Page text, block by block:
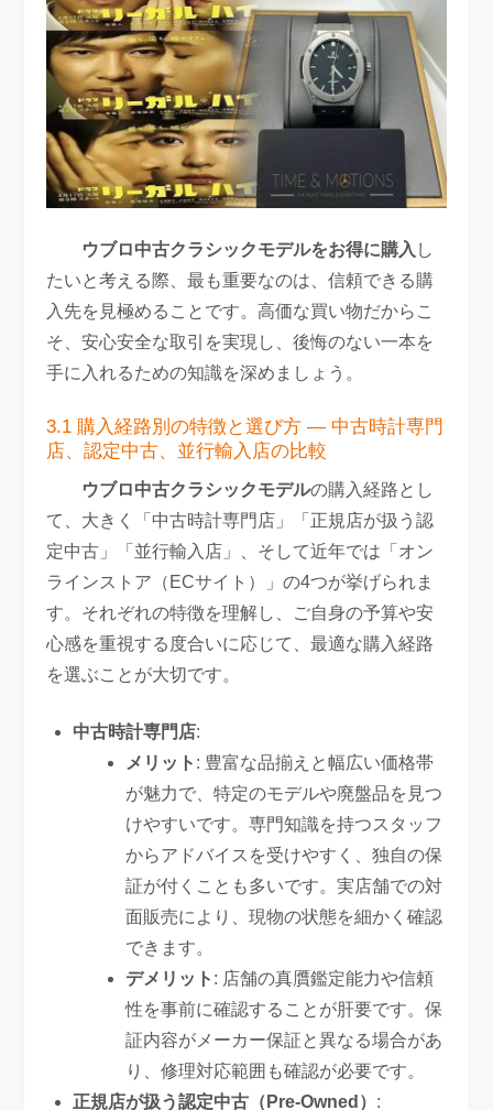
ウブロ中古クラシックモデルをお得に購入 し
たいと考える際、最も重要なのは、信頼できる購
入先を見極めることです。高価な買い物だからこ
そ、安心安全な取引を実現し、後悔のない一本を
手に入れるための知識を深めましょう。
3.1 購入経路別の特徴と選び方 — 中古時計専門
店、認定中古、並行輸入店の比較
ウブロ中古クラシックモデルの購入経路とし
て、大きく「中古時計専門店」「正規店が扱う認
定中古」「並行輸入店」、そして近年では「オン
ラインストア（ECサイト）」の4つが挙げられま
す。それぞれの特徴を理解し、ご自身の予算や安
心感を重視する度合いに応じて、最適な購入経路
を選ぶことが大切です。
中古時計専門店:
メリット : 豊富な品揃えと幅広い価格帯
が魅力で、特定のモデルや廃盤品を見つ
けやすいです。専門知識を持つスタッフ
からアドバイスを受けやすく、独自の保
証が付くことも多いです。実店舗での対
面販売により、現物の状態を細かく確認
できます。
デメリット : 店舗の真贋鑑定能力や信頼
性を事前に確認することが肝要です。保
証内容がメーカー保証と異なる場合があ
り、修理対応範囲も確認が必要です。
正規店が扱う認定中古（Pre-Owned） :